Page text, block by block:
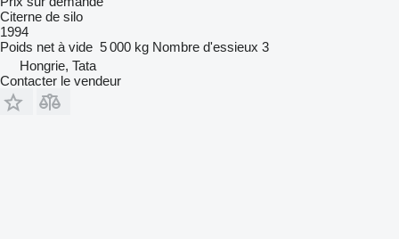
Citerne de silo
1994
Poids net à vide 5 000 kg Nombre d'essieux 3
Hongrie, Tata
Contacter le vendeur